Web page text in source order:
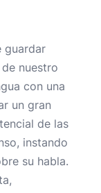
guardar
nuestro
con una
un gran
de las
instando
su habla.